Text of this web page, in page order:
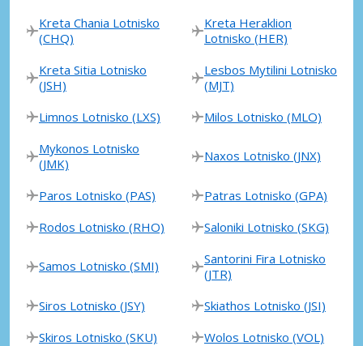
Kreta Chania Lotnisko
(CHQ)
Kreta Heraklion
Lotnisko (HER)
Kreta Sitia Lotnisko
(JSH)
Lesbos Mytilini Lotnisko
(MJT)
Limnos Lotnisko (LXS)
Milos Lotnisko (MLO)
Mykonos Lotnisko
(JMK)
Naxos Lotnisko (JNX)
Paros Lotnisko (PAS)
Patras Lotnisko (GPA)
Rodos Lotnisko (RHO)
Saloniki Lotnisko (SKG)
Samos Lotnisko (SMI)
Santorini Fira Lotnisko
(JTR)
Siros Lotnisko (JSY)
Skiathos Lotnisko (JSI)
Skiros Lotnisko (SKU)
Wolos Lotnisko (VOL)